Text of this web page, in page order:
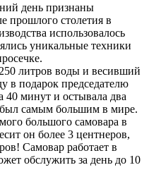
день признаны
прошлого столетия в
использовалось
уникальные техники
литров воды и весивший
в подарок председателю
минут и остывала два
был самым большим в мире.
большого самовара в
он более 3 центнеров,
Самовар работает в
обслужить за день до 10